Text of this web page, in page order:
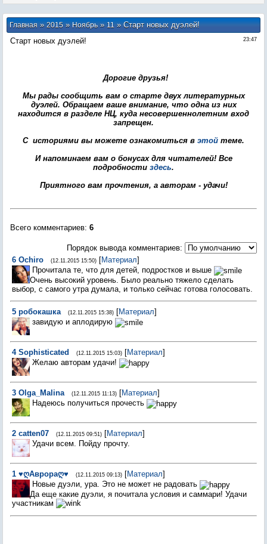
Главная»2015 » Ноябрь » 11» Старт новых дуэлей!
23:47
Старт новых дуэлей!
Дорогие друзья!
Мы рады сообщить вам о старте двух литературных
дуэлей. Обращаем ваше внимание, что одна из них
находится в разделе НЦ, куда несовершеннолетним вход
запрещен.
С историями вы можете ознакомиться в этой теме.
И напоминаем вам о бонусах для читателей! Все
подробности здесь.
Приятного вам прочтения, а авторам - удачи!
Всего комментариев: 6
Порядок вывода комментариев:
6 Ochiro (12.11.2015 15:50) [Материал]
Прочитала те, что для детей, подростков и выше
Очень высокий уровень. Было реально тяжело сделать
выбор, с самого утра думала, и только сейчас готова голосовать.
5 робокашка (12.11.2015 15:38) [Материал]
завидую и аплодирую
4 Sophisticated (12.11.2015 15:03) [Материал]
Желаю авторам удачи!
3 Olga_Malina (12.11.2015 11:13) [Материал]
Надеюсь получиться прочесть
2 catten07 (12.11.2015 09:51) [Материал]
Удачи всем. Пойду прочту.
1 ♥ღАврораღ♥ (12.11.2015 09:13) [Материал]
Новые дуэли, ура. Это не может не радовать
Да еще какие дуэли, я почитала условия и саммари! Удачи
участникам